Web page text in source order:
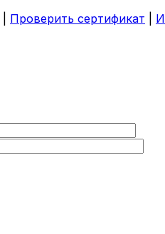
Проверить сертификат